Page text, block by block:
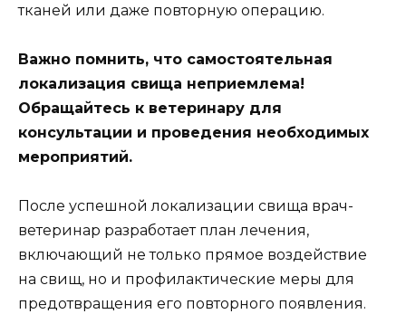
тканей или даже повторную операцию.
Важно помнить, что самостоятельная
локализация свища неприемлема!
Обращайтесь к ветеринару для
консультации и проведения необходимых
мероприятий.
После успешной локализации свища врач-
ветеринар разработает план лечения,
включающий не только прямое воздействие
на свищ, но и профилактические меры для
предотвращения его повторного появления.